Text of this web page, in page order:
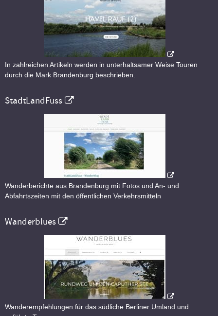
In zahlreichen Artikeln werden in unterhaltsamer Weise Touren
durch die Mark Brandenburg beschrieben.
StadtLandFuss
Wanderberichte aus Brandenburg mit Fotos und An- und
Abfahrtszeiten mit den öffentlichen Verkehrsmitteln
Wanderblues
Wanderempfehlungen für das südliche Berliner Umland und